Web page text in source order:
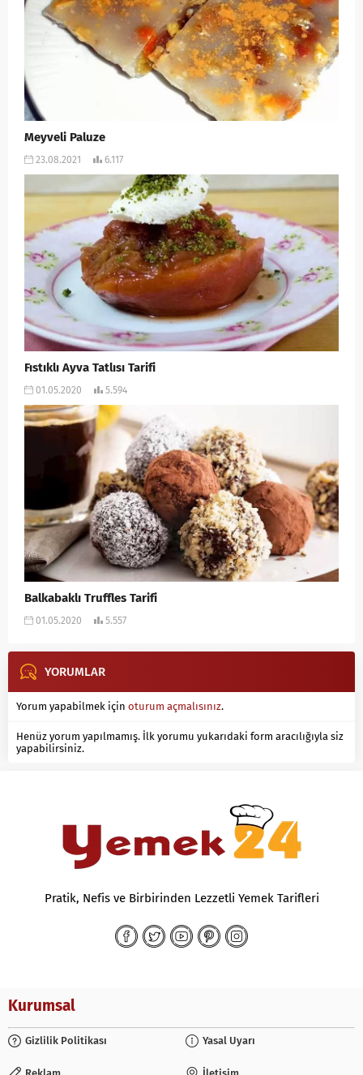
Meyveli Paluze
23.08.2021 6.117
Fıstıklı Ayva Tatlısı Tarifi
01.05.2020 5.594
Balkabaklı Truffles Tarifi
01.05.2020 5.557
YORUMLAR
Yorum yapabilmek için oturum açmalısınız.
Henüz yorum yapılmamış. İlk yorumu yukarıdaki form aracılığıyla siz
yapabilirsiniz.
Pratik, Nefis ve Birbirinden Lezzetli Yemek Tarifleri
Kurumsal
Gizlilik Politikası Yasal Uyarı